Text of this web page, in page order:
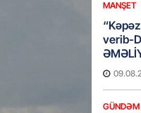
MANŞET
verib-
GÜNDƏM